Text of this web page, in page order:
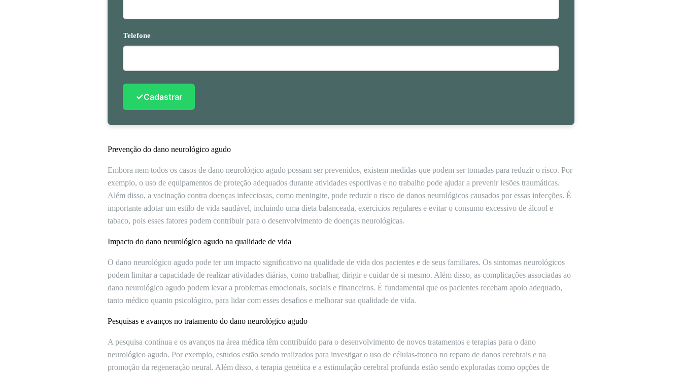
Telefone
✓Cadastrar
Prevenção do dano neurológico agudo
Embora nem todos os casos de dano neurológico agudo possam ser prevenidos, existem medidas que podem ser tomadas para reduzir o risco. Por
exemplo, o uso de equipamentos de proteção adequados durante atividades esportivas e no trabalho pode ajudar a prevenir lesões traumáticas.
Além disso, a vacinação contra doenças infecciosas, como meningite, pode reduzir o risco de danos neurológicos causados por essas infecções. É
importante adotar um estilo de vida saudável, incluindo uma dieta balanceada, exercícios regulares e evitar o consumo excessivo de álcool e
tabaco, pois esses fatores podem contribuir para o desenvolvimento de doenças neurológicas.
Impacto do dano neurológico agudo na qualidade de vida
O dano neurológico agudo pode ter um impacto significativo na qualidade de vida dos pacientes e de seus familiares. Os sintomas neurológicos
podem limitar a capacidade de realizar atividades diárias, como trabalhar, dirigir e cuidar de si mesmo. Além disso, as complicações associadas ao
dano neurológico agudo podem levar a problemas emocionais, sociais e financeiros. É fundamental que os pacientes recebam apoio adequado,
tanto médico quanto psicológico, para lidar com esses desafios e melhorar sua qualidade de vida.
Pesquisas e avanços no tratamento do dano neurológico agudo
A pesquisa contínua e os avanços na área médica têm contribuído para o desenvolvimento de novos tratamentos e terapias para o dano
neurológico agudo. Por exemplo, estudos estão sendo realizados para investigar o uso de células-tronco no reparo de danos cerebrais e na
promoção da regeneração neural. Além disso, a terapia genética e a estimulação cerebral profunda estão sendo exploradas como opções de